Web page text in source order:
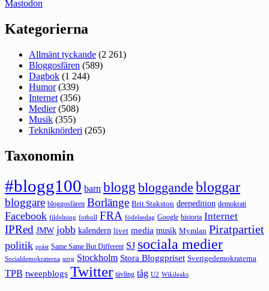
Mastodon
Kategorierna
Allmänt tyckande (2 261)
Bloggosfären (589)
Dagbok (1 244)
Humor(339)
Internet (356)
Medier(508)
Musik (355)
Tekniknörderi (265)
Taxonomin
#blogg100 barn blogg bloggande bloggar
bloggare bloggosfären Borlänge Brit Stakston deepedition demokrati
Facebook fildelning fotboll FRA födelsedag Google historia Internet
IPRed JMW jobb kalendern livet media musik Mymlan Piratpartiet
politik präst Same Same But Different SJ sociala medier
Socialdemokraterna sorg Stockholm Stora Bloggpriset Sverigedemokraterna
TPB tweepblogs Twitter tävling tåg U2 Wikileaks